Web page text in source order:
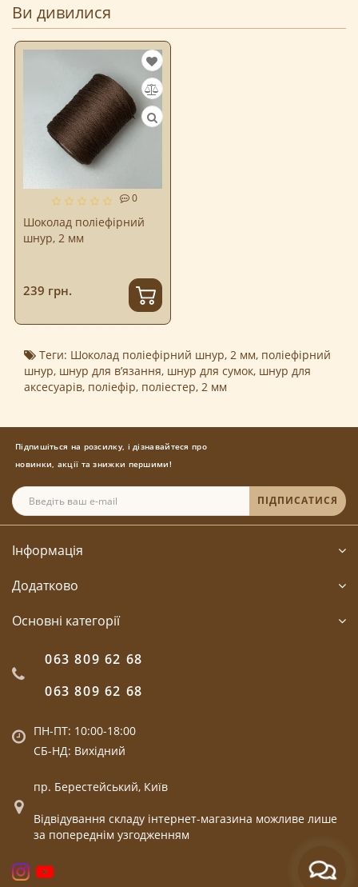
Ви дивилися
0
Шоколад поліефірний
шнур, 2 мм
239 грн.
Теги: Шоколад поліефірний шнур, 2 мм, поліефірний
шнур, шнур для в’язання, шнур для сумок, шнур для
аксесуарів, поліефір, поліестер, 2 мм
Підпишіться на розсилку, і дізнавайтеся про
новинки, акції та знижки першими!
ПІДПИСАТИСЯ
Інформація
Додатково
Основні категорії
063 809 62 68
063 809 62 68
ПН-ПТ: 10:00-18:00
СБ-НД: Вихідний
пр. Берестейський, Київ
Відвідування складу інтернет-магазина можливе лише
за попереднім узгодженням